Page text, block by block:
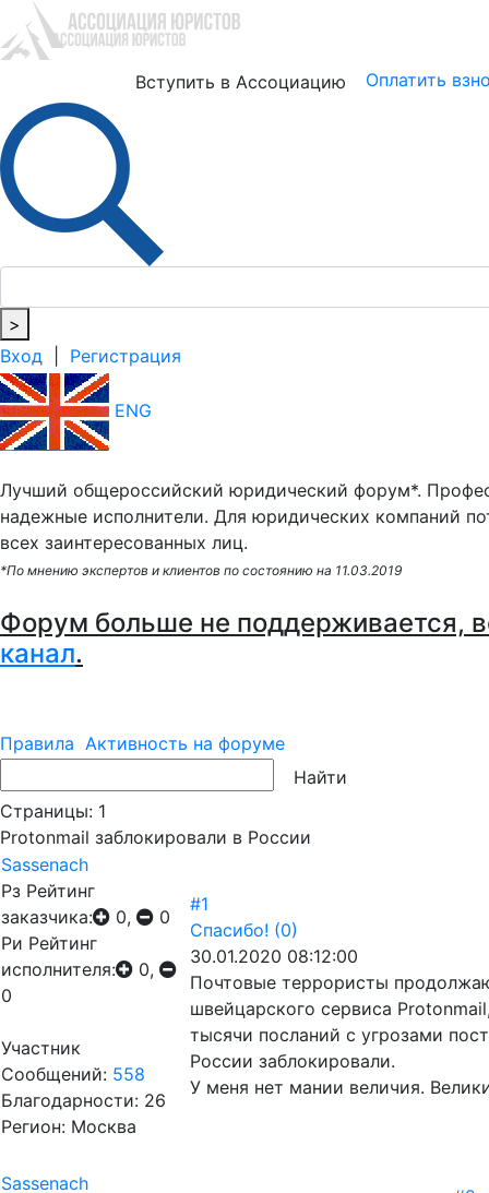
Вступить в Ассоциацию Оплатить
>
Вход
Регистрация
ENG
Лучший общероссийский юридический форум*.
надежные исполнители. Для юридических компаний
всех заинтересованных лиц.
*По мнению экспертов и клиентов по состоянию на 11.03.2019
Форум больше не поддерживается,
канал.
Правила Активность на форуме
Страницы: 1
Protonmail заблокировали в России
Sassenach
Рз Рейтинг
заказчика:
0,
0
Ри Рейтинг
исполнителя:
0,
0
Участник
Сообщений: 558
Благодарности: 26
Регион: Москва
#1
Спасибо! (0)
30.01.2020 08:12:00
Почтовые террористы
швейцарского сервиса
тысячи посланий с угрозами
России заблокировали.
У меня нет мании величия.
Sassenach